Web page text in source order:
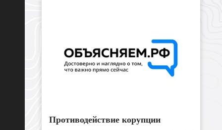
Противодействие корупции